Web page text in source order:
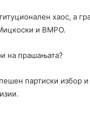
хаос, а
и ВМРО.
на прашањата?
партиски избор